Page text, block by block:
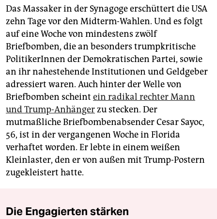
Das Massaker in der Synagoge erschüttert die USA
zehn Tage vor den Midterm-Wahlen. Und es folgt
auf eine Woche von mindestens zwölf
Briefbomben, die an besonders trumpkritische
PolitikerInnen der Demokratischen Partei, sowie
an ihr nahestehende Institutionen und Geldgeber
adressiert waren. Auch hinter der Welle von
Briefbomben scheint ein radikal rechter Mann
und Trump-Anhängerzu stecken. Der
mutmaßliche Briefbombenabsender Cesar Sayoc,
56, ist in der vergangenen Woche in Florida
verhaftet worden. Er lebte in einem weißen
Kleinlaster, den er von außen mit Trump-Postern
zugekleistert hatte.
Die Engagierten stärken